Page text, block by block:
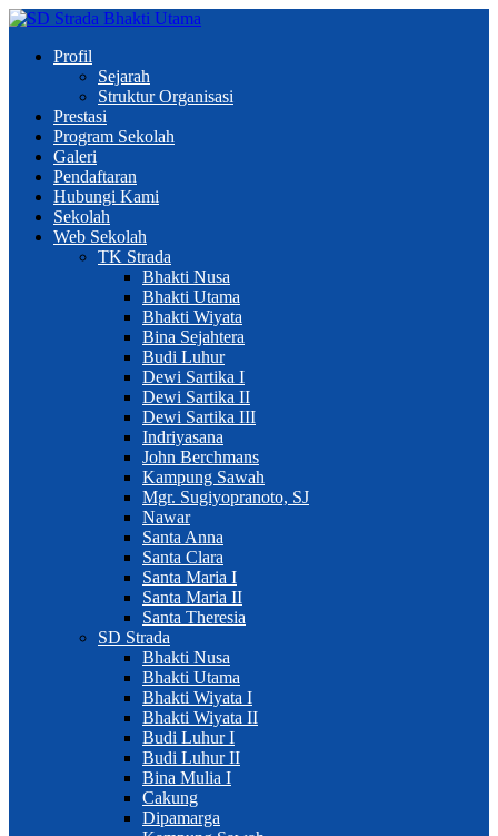
Profil
Sejarah
Struktur Organisasi
Prestasi
Program Sekolah
Galeri
Pendaftaran
Hubungi Kami
Sekolah
Web Sekolah
TK Strada
Bhakti Nusa
Bhakti Utama
Bhakti Wiyata
Bina Sejahtera
Budi Luhur
Dewi Sartika I
Dewi Sartika II
Dewi Sartika III
Indriyasana
John Berchmans
Kampung Sawah
Mgr. Sugiyopranoto, SJ
Nawar
Santa Anna
Santa Clara
Santa Maria I
Santa Maria II
Santa Theresia
SD Strada
Bhakti Nusa
Bhakti Utama
Bhakti Wiyata I
Bhakti Wiyata II
Budi Luhur I
Budi Luhur II
Bina Mulia I
Cakung
Dipamarga